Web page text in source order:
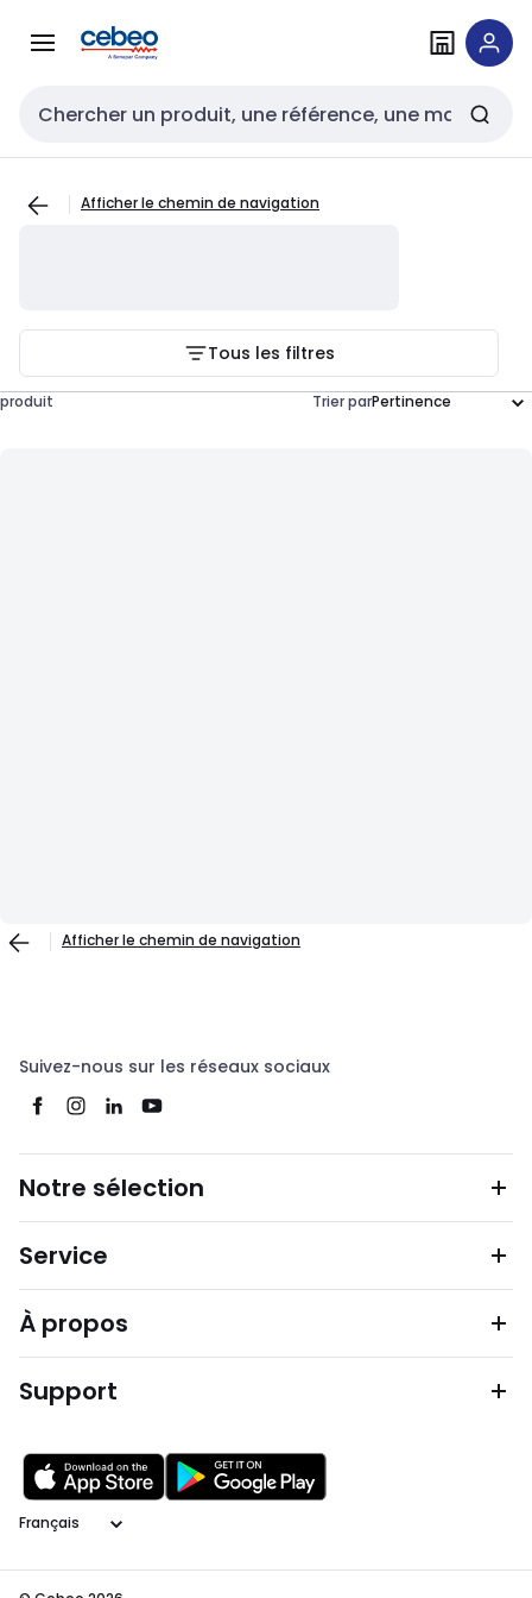
navigationau
Entrée de recherche
Afficher le chemin de navigation
Tous les filtres
produit Trier par
Afficher le chemin de navigation
Suivez-nous sur les réseaux sociaux
Notre sélection
Service
À propos
Support
Langage